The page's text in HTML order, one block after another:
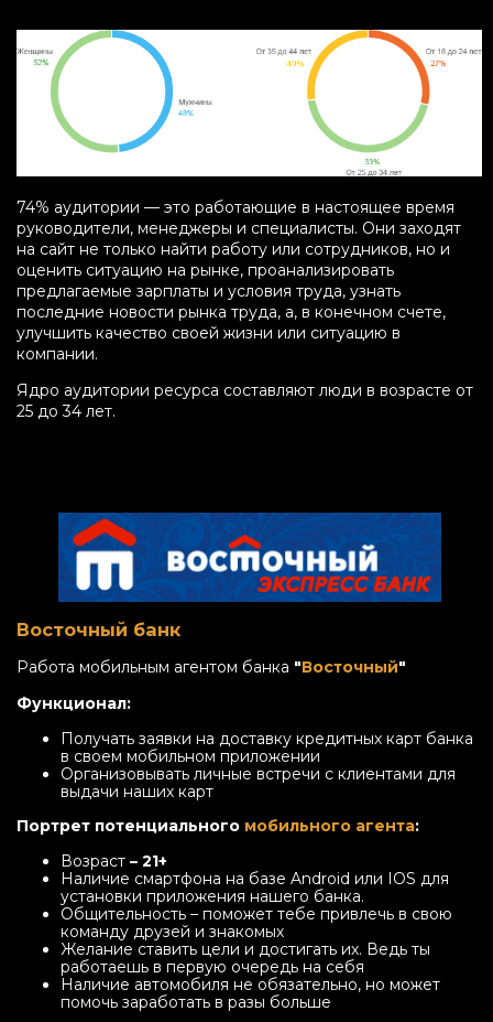
74% аудитории — это работающие в настоящее время
руководители, менеджеры и специалисты. Они заходят
на сайт не только найти работу или сотрудников, но и
оценить ситуацию на рынке, проанализировать
предлагаемые зарплаты и условия труда, узнать
последние новости рынка труда, а, в конечном счете,
улучшить качество своей жизни или ситуацию в
компании.
Ядро аудитории ресурса составляют люди в возрасте от
25 до 34 лет.
Восточный банк
Работа мобильным агентом банка "Восточный"
Функционал:
Получать заявки на доставку кредитных карт банка
в своем мобильном приложении
Организовывать личные встречи с клиентами для
выдачи наших карт
Портрет потенциального мобильного агента:
Возраст – 21+
Наличие смартфона на базе Android или IOS для
установки приложения нашего банка.
Общительность – поможет тебе привлечь в свою
команду друзей и знакомых
Желание ставить цели и достигать их. Ведь ты
работаешь в первую очередь на себя
Наличие автомобиля не обязательно, но может
помочь заработать в разы больше